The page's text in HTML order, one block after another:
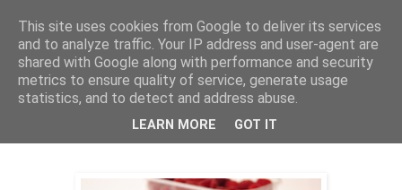
THURSDAYSCOOKING
četvrtak, 1. kolovoza 2013.
Snovi od maline
This site uses cookies from Google to deliver its services
and to analyze traffic. Your IP address and user-agent are
shared with Google along with performance and security
metrics to ensure quality of service, generate usage
statistics, and to detect and address abuse.
LEARN MORE GOT IT